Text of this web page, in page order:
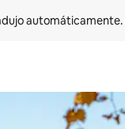
automáticamente.